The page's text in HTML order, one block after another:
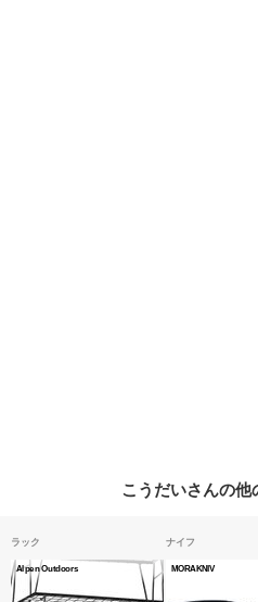
こうだいさんの他
ラック
Alpen Outdoors
ナイフ
MORAKNIV